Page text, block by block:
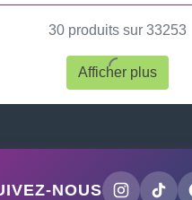
30 produits sur 33253
Afficher plus
NOUS